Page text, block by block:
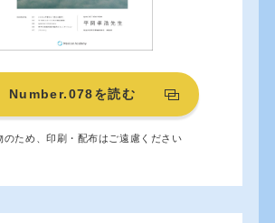
Number.078を読む
ため、印刷・配布はご遠慮ください